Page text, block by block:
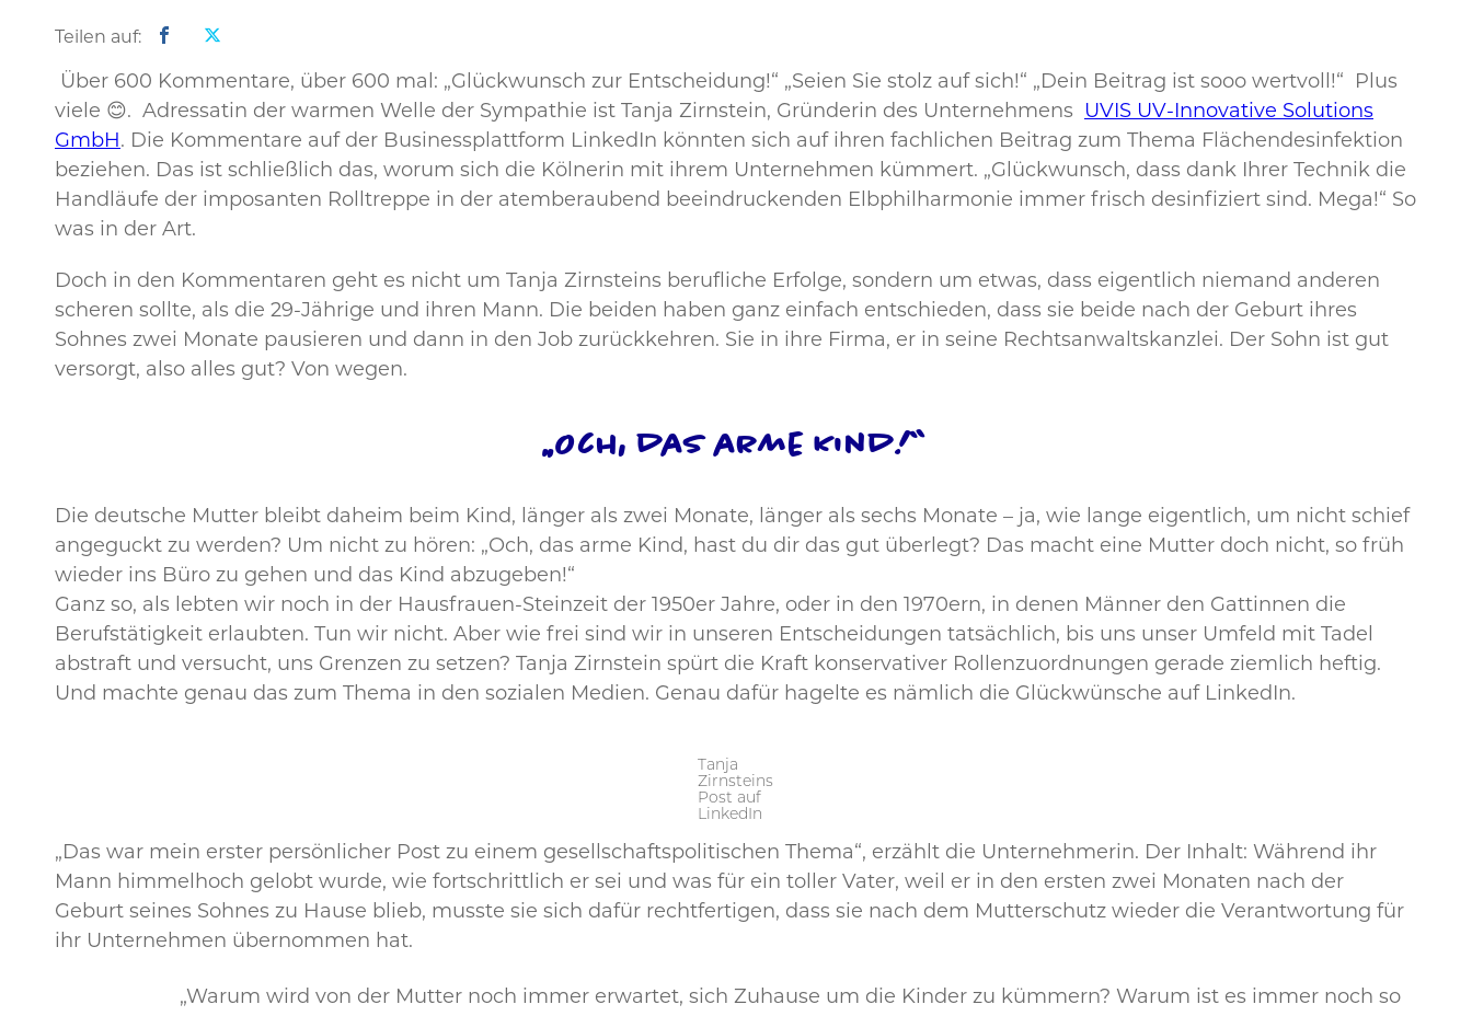
Teilen auf:
Über 600 Kommentare, über 600 mal: „Glückwunsch zur Entscheidung!“ „Seien Sie stolz auf sich!“ „Dein Beitrag ist sooo wertvoll!“ Plus
viele 😊. Adressatin der warmen Welle der Sympathie ist Tanja Zirnstein, Gründerin des Unternehmens
UVIS UV-Innovative Solutions
GmbH. Die Kommentare auf der Businessplattform LinkedIn könnten sich auf ihren fachlichen Beitrag zum Thema Flächendesinfektion
beziehen. Das ist schließlich das, worum sich die Kölnerin mit ihrem Unternehmen kümmert. „Glückwunsch, dass dank Ihrer Technik die
Handläufe der imposanten Rolltreppe in der atemberaubend beeindruckenden Elbphilharmonie immer frisch desinfiziert sind. Mega!“ So
was in der Art.
Doch in den Kommentaren geht es nicht um Tanja Zirnsteins berufliche Erfolge, sondern um etwas, dass eigentlich niemand anderen
scheren sollte, als die 29-Jährige und ihren Mann. Die beiden haben ganz einfach entschieden, dass sie beide nach der Geburt ihres
Sohnes zwei Monate pausieren und dann in den Job zurückkehren. Sie in ihre Firma, er in seine Rechtsanwaltskanzlei. Der Sohn ist gut
versorgt, also alles gut? Von wegen.
„Och, das arme Kind!“
Die deutsche Mutter bleibt daheim beim Kind, länger als zwei Monate, länger als sechs Monate – ja, wie lange eigentlich, um nicht schief
angeguckt zu werden? Um nicht zu hören: „Och, das arme Kind, hast du dir das gut überlegt? Das macht eine Mutter doch nicht, so früh
wieder ins Büro zu gehen und das Kind abzugeben!“
Ganz so, als lebten wir noch in der Hausfrauen-Steinzeit der 1950er Jahre, oder in den 1970ern, in denen Männer den Gattinnen die
Berufstätigkeit erlaubten. Tun wir nicht. Aber wie frei sind wir in unseren Entscheidungen tatsächlich, bis uns unser Umfeld mit Tadel
abstraft und versucht, uns Grenzen zu setzen? Tanja Zirnstein spürt die Kraft konservativer Rollenzuordnungen gerade ziemlich heftig.
Und machte genau das zum Thema in den sozialen Medien. Genau dafür hagelte es nämlich die Glückwünsche auf LinkedIn.
Tanja
Zirnsteins
Post auf
LinkedIn
„Das war mein erster persönlicher Post zu einem gesellschaftspolitischen Thema“, erzählt die Unternehmerin. Der Inhalt: Während ihr
Mann himmelhoch gelobt wurde, wie fortschrittlich er sei und was für ein toller Vater, weil er in den ersten zwei Monaten nach der
Geburt seines Sohnes zu Hause blieb, musste sie sich dafür rechtfertigen, dass sie nach dem Mutterschutz wieder die Verantwortung für
ihr Unternehmen übernommen hat.
„Warum wird von der Mutter noch immer erwartet, sich Zuhause um die Kinder zu kümmern? Warum ist es immer noch so